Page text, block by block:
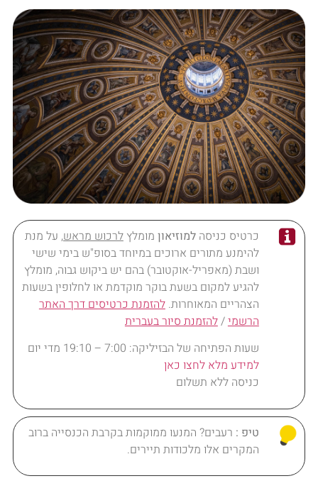
כרטיס כניסהלמוזיאון מומלץלרכוש מראש, על מנת
להימנע מתורים ארוכים במיוחד בסופ"ש בימי שישי
ושבת (מאפריל-אוקטובר) בהם יש ביקוש גבוה, מומלץ
להגיע למקום בשעת בוקר מוקדמת או לחלופין בשעות
הצהריים המאוחרות.להזמנת כרטיסים דרך האתר
הרשמי/להזמנת סיור בעברית
שעות הפתיחה של הבזיליקה: 7:00 – 19:10 מדי יום
למידע מלא לחצו כאן
כניסה ללא תשלום
טיפ : רעבים? המנעו ממוקמות בקרבת הכנסייה ברוב
המקרים אלו מלכודות תיירים.